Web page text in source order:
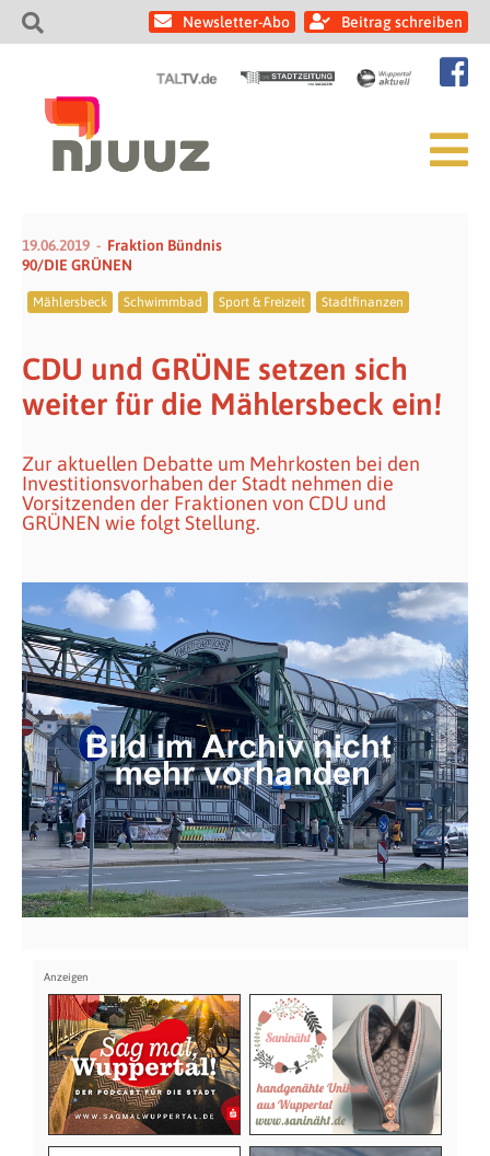
Newsletter-Abo Beitrag schreiben
19.06.2019
Fraktion Bündnis
90/DIE GRÜNEN
Mählersbeck Schwimmbad Sport & Freizeit Stadtfinanzen
CDU und GRÜNE setzen sich
weiter für die Mählersbeck ein!
Zur aktuellen Debatte um Mehrkosten bei den
Investitionsvorhaben der Stadt nehmen die
Vorsitzenden der Fraktionen von CDU und
GRÜNEN wie folgt Stellung.